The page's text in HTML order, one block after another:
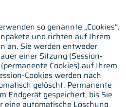
so genannte „Cookies“.
und richten auf Ihrem
an. Sie werden entweder
einer Sitzung (Session-
Cookies) auf Ihrem
Cookies werden nach
gelöscht. Permanente
Endgerät gespeichert, bis Sie
eine automatische Löschung